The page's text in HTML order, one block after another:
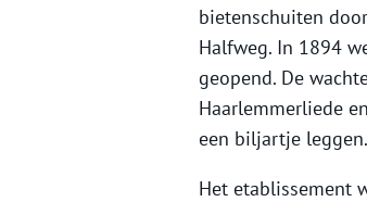
bietenschuiten
Halfweg. In 1894
geopend. De
Haarlemmerliede
een biljartje leggen.
Het etablissement